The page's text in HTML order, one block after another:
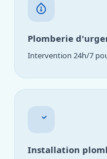
Plomberie
Intervention 24h/7
Installation